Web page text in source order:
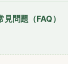
問題（FAQ）